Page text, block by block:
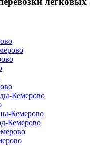
Кемерово
Кемерово
Кемерово